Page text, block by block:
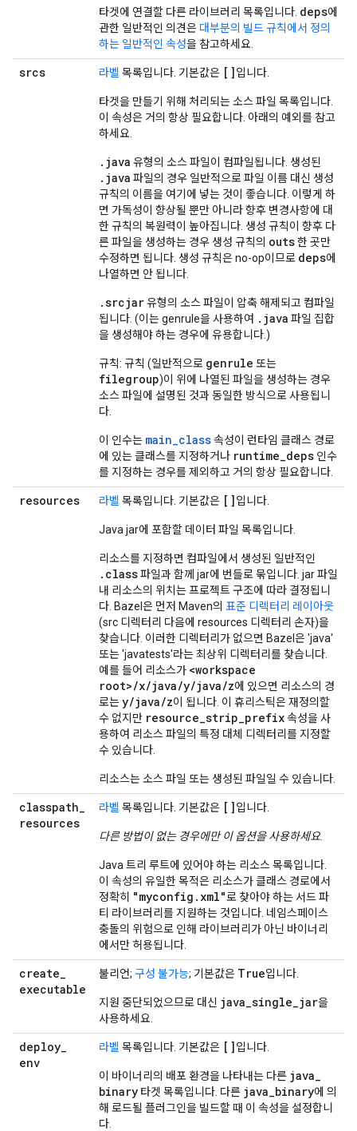
타겟에 연결할 다른 라이브러리 목록입니다. deps에
관한 일반적인 의견은 대부분의 빌드 규칙에서 정의
하는 일반적인 속성을 참고하세요.
srcs 라벨 목록입니다. 기본값은 []입니다.
타겟을 만들기 위해 처리되는 소스 파일 목록입니다.
이 속성은 거의 항상 필요합니다. 아래의 예외를 참고
하세요.
.java 유형의 소스 파일이 컴파일됩니다. 생성된
.java 파일의 경우 일반적으로 파일 이름 대신 생성
규칙의 이름을 여기에 넣는 것이 좋습니다. 이렇게 하
면 가독성이 향상될 뿐만 아니라 향후 변경사항에 대
한 규칙의 복원력이 높아집니다. 생성 규칙이 향후 다
른 파일을 생성하는 경우 생성 규칙의 outs한 곳만
수정하면 됩니다. 생성 규칙은 no-op이므로 deps에
나열하면 안 됩니다.
.srcjar유형의 소스 파일이 압축 해제되고 컴파일
됩니다. (이는 genrule을 사용하여 .java 파일 집합
을 생성해야 하는 경우에 유용합니다.)
규칙: 규칙 (일반적으로 genrule 또는
filegroup)이 위에 나열된 파일을 생성하는 경우
소스 파일에 설명된 것과 동일한 방식으로 사용됩니
다.
이 인수는 main_class속성이 런타임 클래스 경로
에 있는 클래스를 지정하거나 runtime_deps 인수
를 지정하는 경우를 제외하고 거의 항상 필요합니다.
resources 라벨 목록입니다. 기본값은 []입니다.
Java jar에 포함할 데이터 파일 목록입니다.
리소스를 지정하면 컴파일에서 생성된 일반적인
.class파일과 함께 jar에 번들로 묶입니다. jar 파일
내 리소스의 위치는 프로젝트 구조에 따라 결정됩니
다. Bazel은 먼저 Maven의 표준 디렉터리 레이아웃
(src 디렉터리 다음에 resources 디렉터리 손자)을
찾습니다. 이러한 디렉터리가 없으면 Bazel은 'java'
또는 'javatests'라는 최상위 디렉터리를 찾습니다.
예를 들어 리소스가 <workspace
root>/x/java/y/java/z에 있으면 리소스의 경
로는y/java/z이 됩니다. 이 휴리스틱은 재정의할
수 없지만 resource_strip_prefix속성을 사
용하여 리소스 파일의 특정 대체 디렉터리를 지정할
수 있습니다.
리소스는 소스 파일 또는 생성된 파일일 수 있습니다.
classpath_
resources
라벨 목록입니다. 기본값은 []입니다.
다른 방법이 없는 경우에만 이 옵션을 사용하세요.
Java 트리 루트에 있어야 하는 리소스 목록입니다.
이 속성의 유일한 목적은 리소스가 클래스 경로에서
정확히 "myconfig.xml"로 찾아야 하는 서드 파
티 라이브러리를 지원하는 것입니다. 네임스페이스
충돌의 위험으로 인해 라이브러리가 아닌 바이너리
에서만 허용됩니다.
create_
executable
불리언; 구성 불가능; 기본값은 True입니다.
지원 중단되었으므로 대신 java_single_jar을
사용하세요.
deploy_
env
라벨 목록입니다. 기본값은 []입니다.
이 바이너리의 배포 환경을 나타내는 다른 java_
binary 타겟 목록입니다. 다른 java_binary에 의
해 로드될 플러그인을 빌드할 때 이 속성을 설정합니
다.